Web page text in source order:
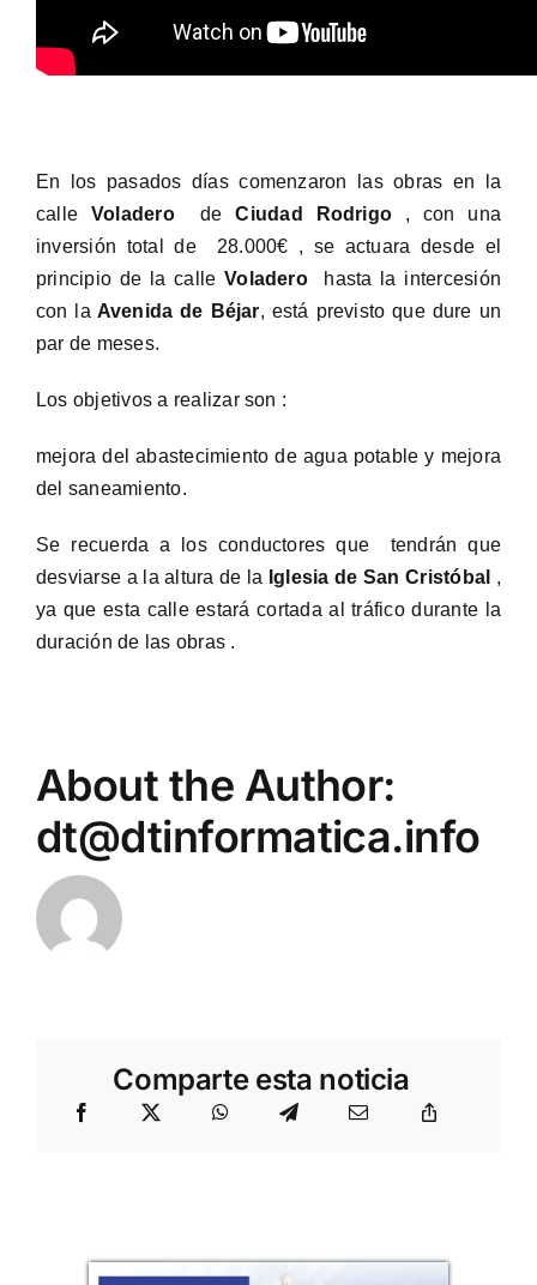
En los pasados días comenzaron las obras en la
calle VoladerodeCiudad Rodrigo , con una
inversión total de 28.000€ , se actuara desde el
principio de la calleVoladerohasta la intercesión
con la Avenida de Béjar, está previsto que dure un
par de meses.
Los objetivos a realizar son :
mejora del abastecimiento de agua potable y mejora
del saneamiento.
Se recuerda a los conductores que tendrán que
desviarse a la altura de la Iglesia de San Cristóbal ,
ya que esta calle estará cortada al tráfico durante la
duración de las obras .
About the Author:
dt@dtinformatica.info
Comparte esta noticia